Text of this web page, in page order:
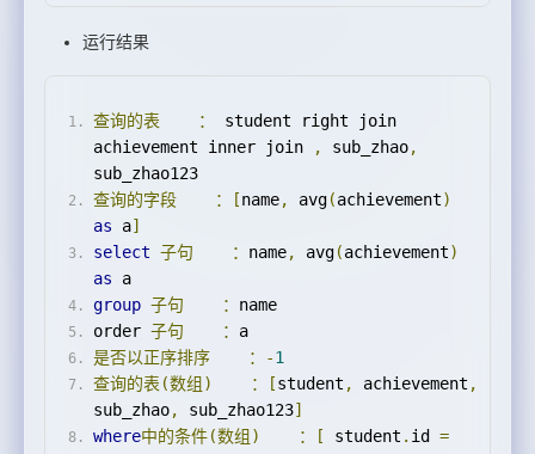
运行结果
查询的表 ：
student right join
achievement inner join
, sub_zhao,
sub_zhao123
查询的字段
：[name, avg(achievement)
as a]
select 子句 ： name, avg(achievement)
as a
group 子句 ： name
order 子句 ： a
是否以正序排序
：-1
查询的表(数组)
：[student , achievement ,
sub_zhao, sub_zhao123]
where中的条件(数组) ：[ student . id =